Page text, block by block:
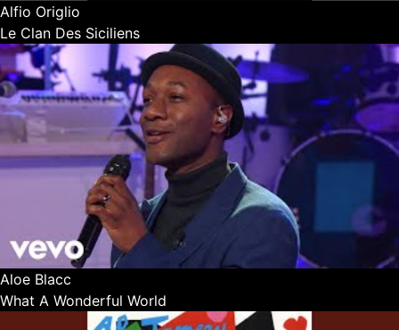
Alfio Origlio
Le Clan Des Siciliens
Aloe Blacc
What A Wonderful World